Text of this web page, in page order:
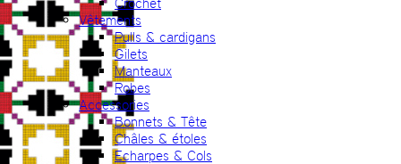
Crochet
Vêtements
Pulls & cardigans
Gilets
Manteaux
Robes
Accessories
Bonnets & Tête
Châles & étoles
Echarpes & Cols